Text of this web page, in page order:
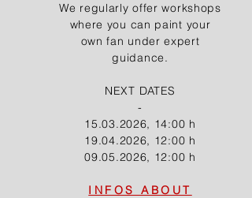
We regularly offer workshops
where you can paint your
own fan under expert
guidance.
NEXT DATES
-
15.03.2026, 14:00 h
19.04.2026, 12:00 h
09.05.2026, 12:00 h
INFOS ABOUT